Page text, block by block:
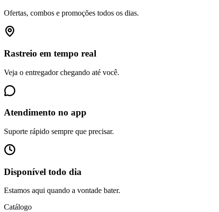
Ofertas, combos e promoções todos os dias.
Rastreio em tempo real
Veja o entregador chegando até você.
Atendimento no app
Suporte rápido sempre que precisar.
Disponível todo dia
Estamos aqui quando a vontade bater.
Catálogo